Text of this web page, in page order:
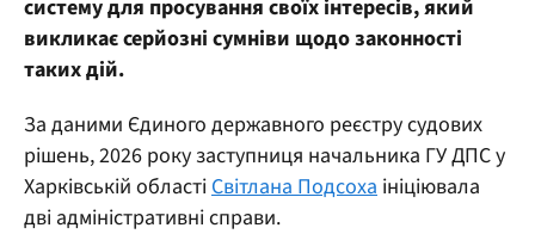
систему для просування своїх інтересів, який
викликає серйозні сумніви щодо законності
таких дій.
За даними Єдиного державного реєстру судових
рішень, 2026 року заступниця начальника ГУ ДПС у
Харківській області Світлана Подсоха ініціювала
дві адміністративні справи.